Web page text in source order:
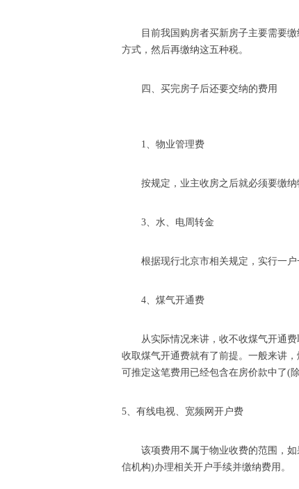
目前我国购房者买新房子主要需要
方式，然后再缴纳这五种税。
四、买完房子后还要交纳的费用
1、物业管理费
按规定，业主收房之后就必须要缴
3、水、电周转金
根据现行北京市相关规定，实行一
4、煤气开通费
从实际情况来讲，收不收煤气开通
收取煤气开通费就有了前提。一般来讲
可推定这笔费用已经包含在房价款中了(
5、有线电视、宽频网开户费
该项费用不属于物业收费的范围，
信机构)办理相关开户手续并缴纳费用。